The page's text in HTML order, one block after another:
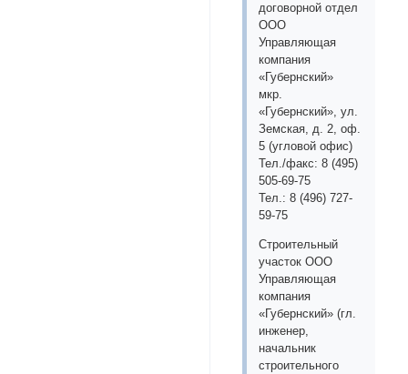
договорной отдел
ООО
Управляющая
компания
«Губернский»
мкр.
«Губернский», ул.
Земская, д. 2, оф.
5 (угловой офис)
Тел./факс: 8 (495)
505-69-75
Тел.: 8 (496) 727-
59-75
Строительный
участок ООО
Управляющая
компания
«Губернский» (гл.
инженер,
начальник
строительного